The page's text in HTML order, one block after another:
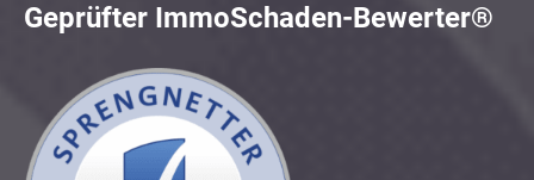
Geprüfter ImmoSchaden-Bewerter®